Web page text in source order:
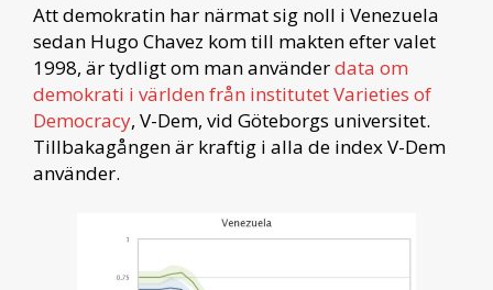
Att demokratin har närmat sig noll i Venezuela
sedan Hugo Chavez kom till makten efter valet
1998, är tydligt om man använderdata om
demokrati i världen från institutet Varieties of
Democracy, V-Dem, vid Göteborgs universitet.
Tillbakagången är kraftig i alla de index V-Dem
använder.